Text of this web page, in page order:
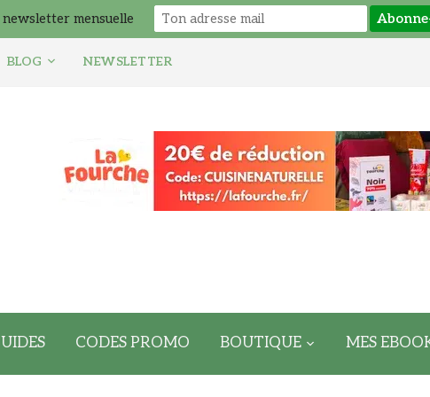
BLOG NEWSLETTER
CODES PROMO BOUTIQUE MES
newsletter mensuelle